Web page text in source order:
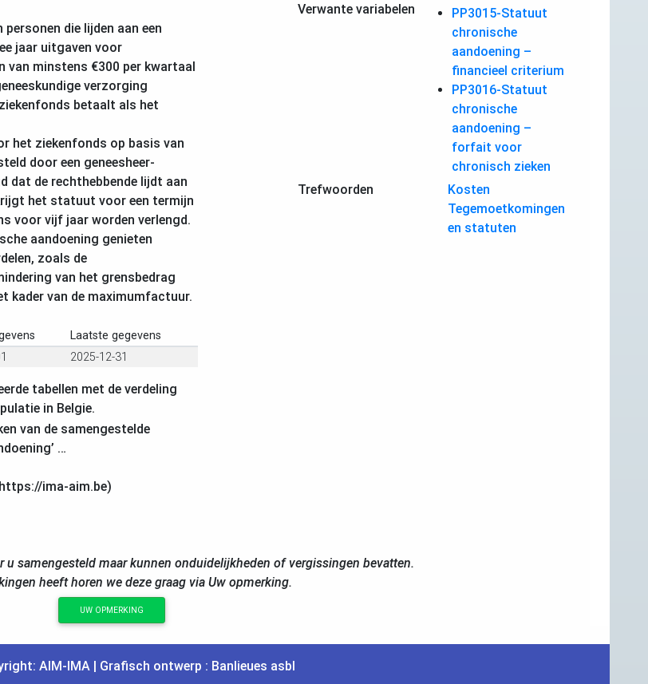
die lijden aan een
jaar uitgaven voor
van minstens €300 per kwartaal
verzorging
betaalt als het
het ziekenfonds op basis van
door een geneesheer-
dat de rechthebbende lijdt aan
het statuut voor een termijn
voor vijf jaar worden verlengd.
aandoening genieten
zoals de
van het grensbedrag
kader van de maximumfactuur.
Laatste gegevens
2025-12-31
tabellen met de verdeling
in Belgie.
van de samengestelde
…
ima-aim.be)
Verwante variabelen
PP3015-Statuut
chronische
aandoening –
financieel criterium
PP3016-Statuut
chronische
aandoening –
forfait voor
chronisch zieken
Trefwoorden
Kosten
Tegemoetkomingen
en statuten
u samengesteld maar kunnen onduidelijkheden of vergissingen bevatten.
heeft horen we deze graag via Uw opmerking.
UW OPMERKING
AIM-IMA | Grafisch ontwerp : Banlieues asbl